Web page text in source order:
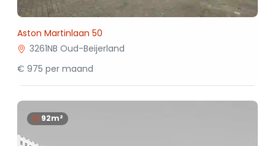
Aston Martinlaan 50
3261NB Oud-Beijerland
€ 975 per maand
92m²